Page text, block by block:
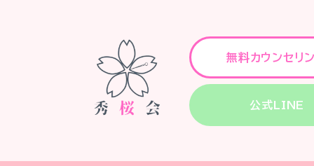
無料カウンセリ
公式LINE